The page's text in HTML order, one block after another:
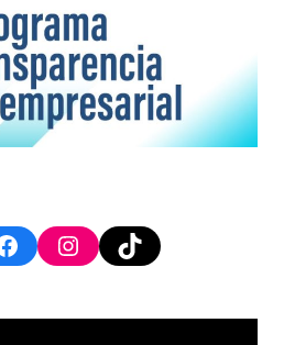
Instagram
TikTok